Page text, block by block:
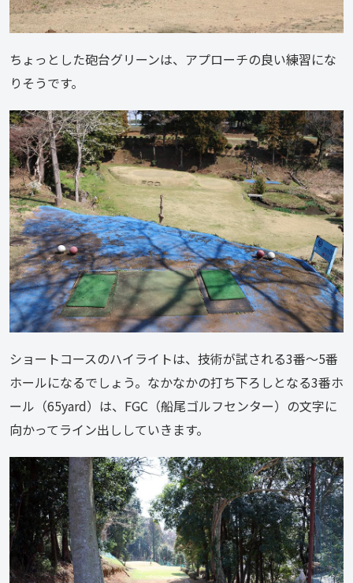
ちょっとした砲台グリーンは、アプローチの良い練習にな
りそうです。
ショートコースのハイライトは、技術が試される3番～5番
ホールになるでしょう。なかなかの打ち下ろしとなる3番ホ
ール（65yard）は、FGC（船尾ゴルフセンター）の文字に
向かってライン出ししていきます。